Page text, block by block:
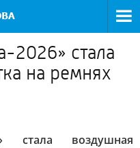
2026» стала
на ремнях
стала воздушная